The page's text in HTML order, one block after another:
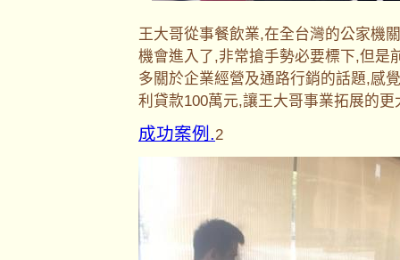
王大哥從事餐飲業,在全台灣的公家機
機會進入了,非常搶手勢必要標下,但是
多關於企業經營及通路行銷的話題,感
利貸款100萬元,讓王大哥事業拓展的
成功案例.2